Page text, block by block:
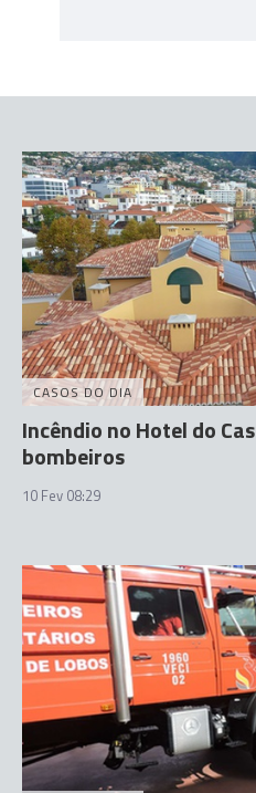
CASOS DO DIA
Incêndio no Hotel do
bombeiros
10 Fev 08:29